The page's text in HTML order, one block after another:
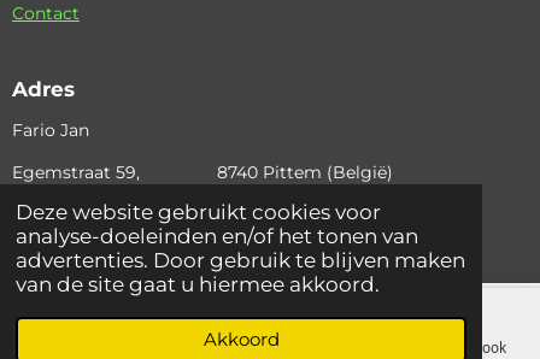
Deze website gebruikt cookies voor
analyse-doeleinden en/of het tonen van
advertenties. Door gebruik te blijven maken
van de site gaat u hiermee akkoord.
Akkoord
Contact
Adres
Fario Jan
Egemstraat 59, 8740 Pittem (België)
+32 (0)495 36 42 97 email: fario.jan@skynet.be
© 2024 Fariojan
Telefoonnummer Facebook